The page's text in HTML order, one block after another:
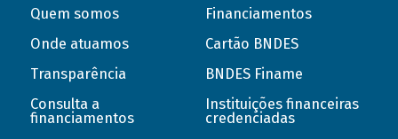
Quem somos
Onde atuamos
Transparência
Consulta a
financiamentos
Financiamentos
Cartão BNDES
BNDES Finame
Instituições financeiras
credenciadas